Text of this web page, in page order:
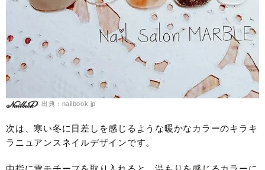
出典：nailbook.jp
次は、寒い冬に日差しを感じるような暖かなカラーのキラキ
ラニュアンスネイルデザインです。